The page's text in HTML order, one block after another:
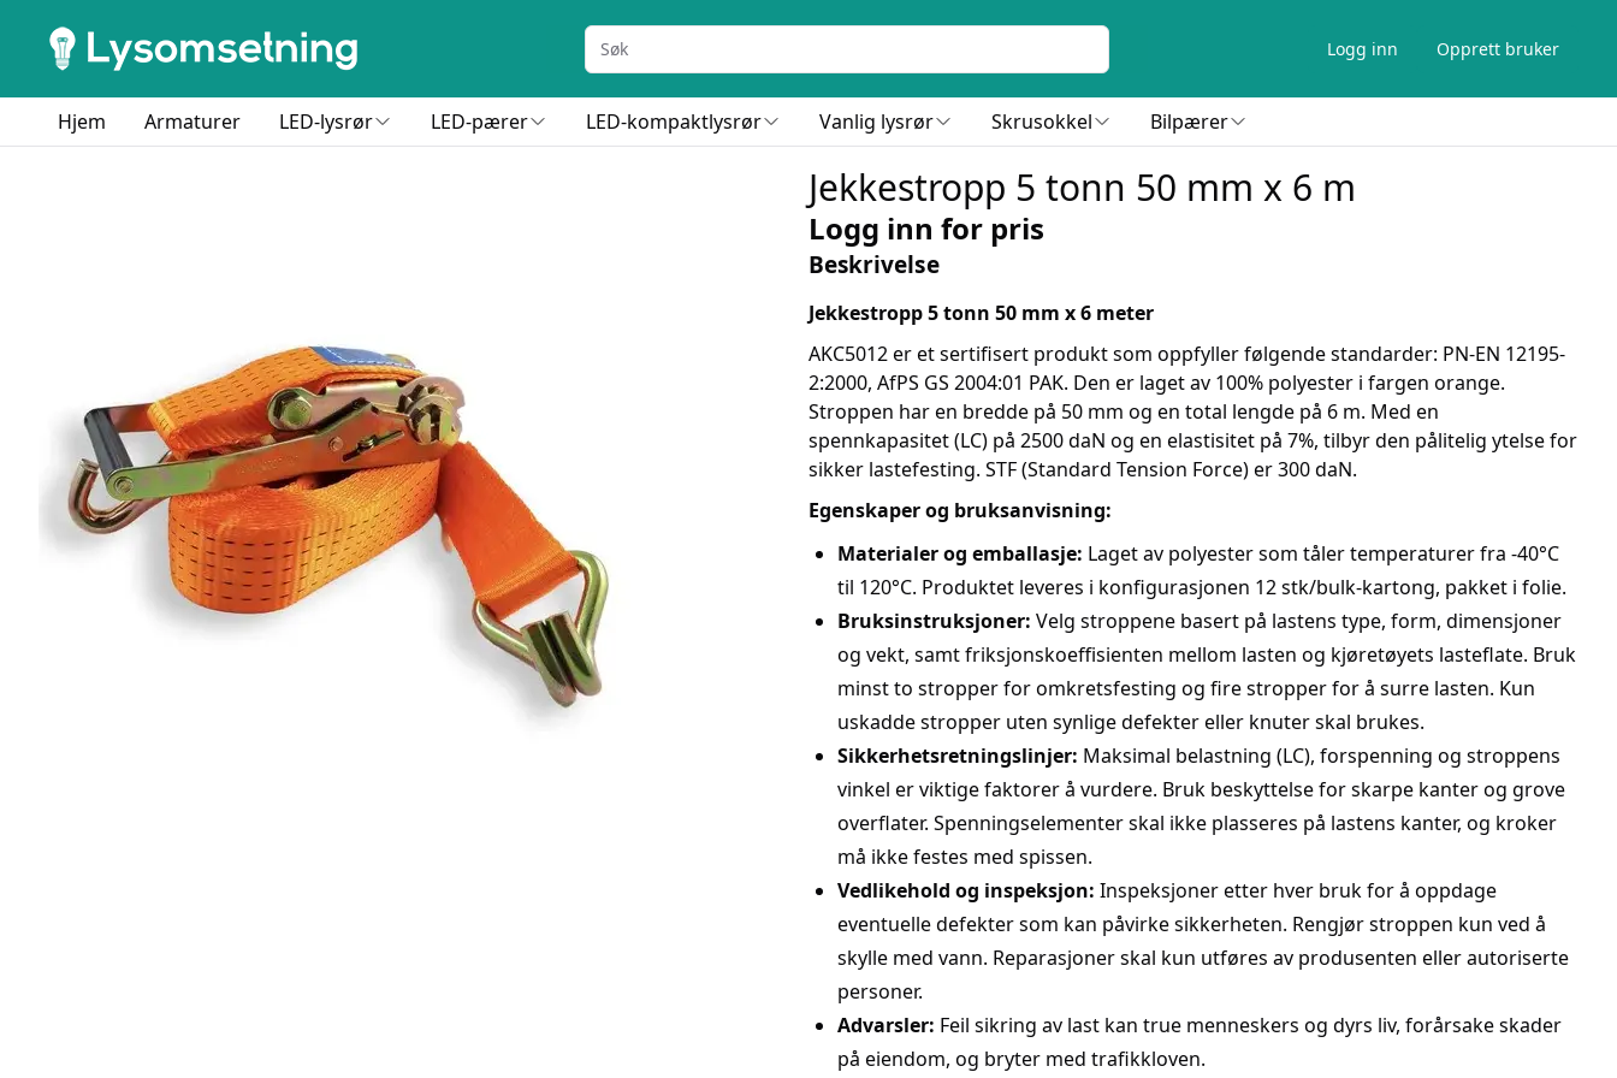
Logg inn Opprett bruker
Hjem Armaturer LED-lysrør LED-pærer LED-kompaktlysrør Vanlig lysrør Skrusokkel Bilpærer
Jekkestropp 5 tonn 50 mm x 6 m
Logg inn for pris
Beskrivelse
Jekkestropp 5 tonn 50 mm x 6 meter
AKC5012 er et sertifisert produkt som oppfyller følgende standarder: PN-EN 12195-
2:2000, AfPS GS 2004:01 PAK. Den er laget av 100% polyester i fargen orange.
Stroppen har en bredde på 50 mm og en total lengde på 6 m. Med en
spennkapasitet (LC) på 2500 daN og en elastisitet på 7%, tilbyr den pålitelig ytelse for
sikker lastefesting. STF (Standard Tension Force) er 300 daN.
Egenskaper og bruksanvisning:
Materialer og emballasje: Laget av polyester som tåler temperaturer fra -40°C
til 120°C. Produktet leveres i konfigurasjonen 12 stk/bulk-kartong, pakket i folie.
Bruksinstruksjoner: Velg stroppene basert på lastens type, form, dimensjoner
og vekt, samt friksjonskoeffisienten mellom lasten og kjøretøyets lasteflate. Bruk
minst to stropper for omkretsfesting og fire stropper for å surre lasten. Kun
uskadde stropper uten synlige defekter eller knuter skal brukes.
Sikkerhetsretningslinjer: Maksimal belastning (LC), forspenning og stroppens
vinkel er viktige faktorer å vurdere. Bruk beskyttelse for skarpe kanter og grove
overflater. Spenningselementer skal ikke plasseres på lastens kanter, og kroker
må ikke festes med spissen.
Vedlikehold og inspeksjon: Inspeksjoner etter hver bruk for å oppdage
eventuelle defekter som kan påvirke sikkerheten. Rengjør stroppen kun ved å
skylle med vann. Reparasjoner skal kun utføres av produsenten eller autoriserte
personer.
Advarsler: Feil sikring av last kan true menneskers og dyrs liv, forårsake skader
på eiendom, og bryter med trafikkloven.